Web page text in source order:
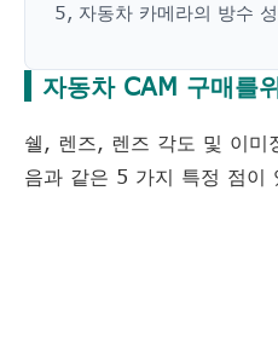
자동차 CAM 구매를
쉘, 렌즈, 렌즈 각도 및 이
음과 같은 5 가지 특정 점이
5, 자동차 카메라의 방수